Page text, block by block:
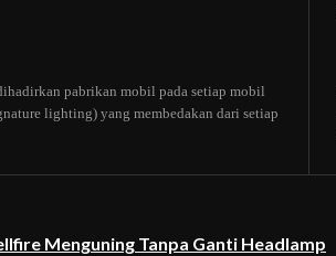
pabrikan mobil pada setiap mobil
lighting) yang membedakan dari setiap
Menguning Tanpa Ganti Headlamp